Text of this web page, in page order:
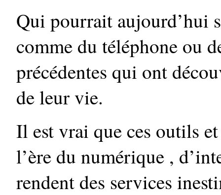
Qui pourrait aujourd’hui
comme du téléphone ou
précédentes qui ont
de leur vie.
Il est vrai que ces outils
l’ère du numérique ,
rendent des services